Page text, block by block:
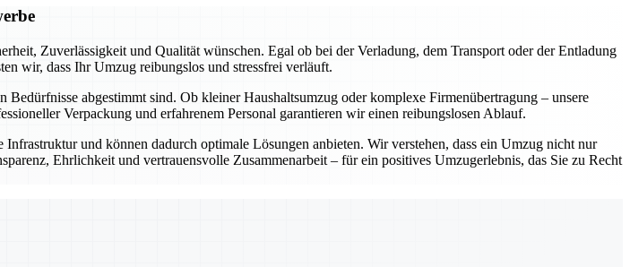
Zuverlässigkeit und Qualität wünschen. Egal ob bei der Verladung, dem Transport oder der Entladung
wir, dass Ihr Umzug reibungslos und stressfrei verläuft.
abgestimmt sind. Ob kleiner Haushaltsumzug oder komplexe Firmenübertragung – unsere
Verpackung und erfahrenem Personal garantieren wir einen reibungslosen Ablauf.
und können dadurch optimale Lösungen anbieten. Wir verstehen, dass ein Umzug nicht nur
Ehrlichkeit und vertrauensvolle Zusammenarbeit – für ein positives Umzugerlebnis, das Sie zu Recht